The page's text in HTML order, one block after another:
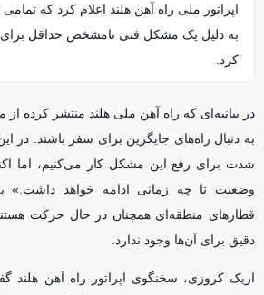
اپراتور ملی راه آهن هلند اعلام کرد که
کرد.
در بیانیه‌ای که راه آهن ملی هلند منتشر کرده
به دنبال راه‌های جایگزین برای سفر باشند. در
شدت برای رفع این مشکل کار می‌کنیم، اما
وضعیت تا چه زمانی ادامه خواهد داشت.»
قطار‌های منطقه‌ای همچنان در حال حرکت
دقیق برای آن‌ها وجود ندارد.
اریک کروزی، سخنگوی اپراتور راه آهن